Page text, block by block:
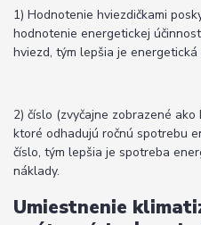
1) Hodnotenie hviezdičkami
hodnotenie energetickej
hviezd, tým lepšia je energetická
2) číslo (zvyčajne zobrazené
ktoré odhadujú ročnú spotrebu
číslo, tým lepšia je spotreba
náklady.
Umiestnenie